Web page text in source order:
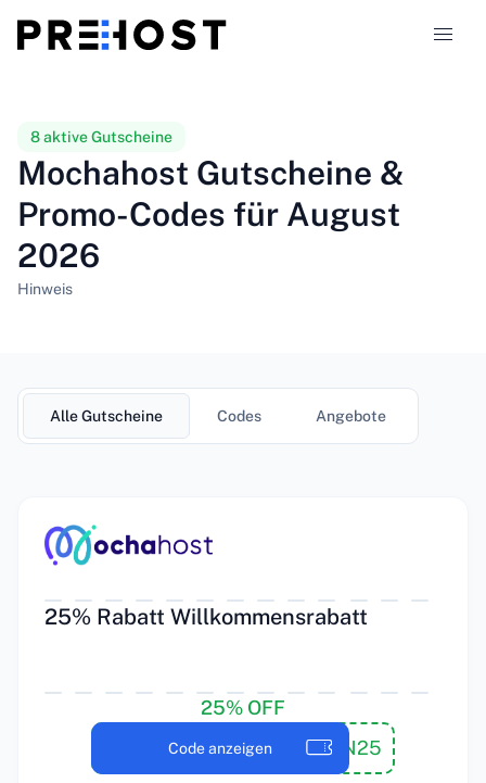
Vergleiche
Gutscheine
8 aktive Gutscheine
Mochahost Gutscheine &
Promo-Codes für August
2026
Hinweis
Alle Gutscheine Codes Angebote
25% Rabatt Willkommensrabatt
25% OFF
WILLKOMMEN25
Code anzeigen